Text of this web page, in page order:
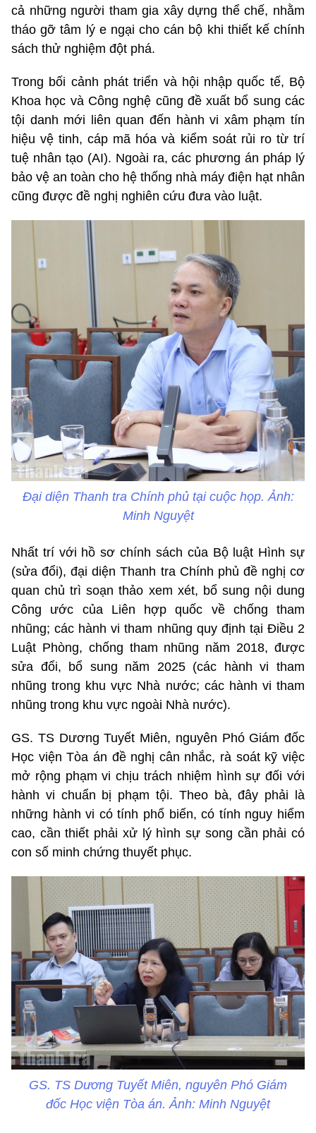
cả những người tham gia xây dựng thể chế, nhằm
tháo gỡ tâm lý e ngại cho cán bộ khi thiết kế chính
sách thử nghiệm đột phá.
Trong bối cảnh phát triển và hội nhập quốc tế, Bộ
Khoa học và Công nghệ cũng đề xuất bổ sung các
tội danh mới liên quan đến hành vi xâm phạm tín
hiệu vệ tinh, cáp mã hóa và kiểm soát rủi ro từ trí
tuệ nhân tạo (AI). Ngoài ra, các phương án pháp lý
bảo vệ an toàn cho hệ thống nhà máy điện hạt nhân
cũng được đề nghị nghiên cứu đưa vào luật.
Đại diện Thanh tra Chính phủ tại cuộc họp. Ảnh:
Minh Nguyệt
Nhất trí với hồ sơ chính sách của Bộ luật Hình sự
(sửa đổi), đại diện Thanh tra Chính phủ đề nghị cơ
quan chủ trì soạn thảo xem xét, bổ sung nội dung
Công ước của Liên hợp quốc về chống tham
nhũng; các hành vi tham nhũng quy định tại Điều 2
Luật Phòng, chống tham nhũng năm 2018, được
sửa đổi, bổ sung năm 2025 (các hành vi tham
nhũng trong khu vực Nhà nước; các hành vi tham
nhũng trong khu vực ngoài Nhà nước).
GS. TS Dương Tuyết Miên, nguyên Phó Giám đốc
Học viện Tòa án đề nghị cân nhắc, rà soát kỹ việc
mở rộng phạm vi chịu trách nhiệm hình sự đối với
hành vi chuẩn bị phạm tội. Theo bà, đây phải là
những hành vi có tính phổ biến, có tính nguy hiểm
cao, cần thiết phải xử lý hình sự song cần phải có
con số minh chứng thuyết phục.
GS. TS Dương Tuyết Miên, nguyên Phó Giám
đốc Học viện Tòa án. Ảnh: Minh Nguyệt